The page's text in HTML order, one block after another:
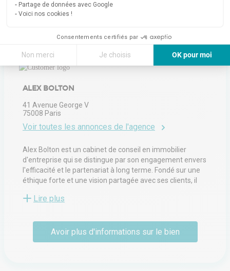
Partage de données avec Google
Voici nos cookies !
Consentements certifiés par
Non merci Je choisis
OK pour moi
Axeptio consent
Plateforme de Gestion du Consentement : Personnalisez vos Options
Notre plateforme vous permet d'adapter et de gérer vos paramètres
À propos de l'agence
ALEX BOLTON
41 Avenue George V
75008 Paris
Voir toutes les annonces de l'agence
Alex Bolton est un cabinet de conseil en immobilier
d'entreprise qui se distingue par son engagement envers
l'efficacité et le partenariat à long terme. Fondé sur une
éthique forte et une vision partagée avec ses clients, il
institutionnels dans l’optimisation de leurs actifs
marché et une approche sur mesure, ses équipes
identifient les meilleures opportunités en bureaux,
commerces et activités. En plaçant la proximité et la
Lire plus
Avoir plus d'informations sur le bien